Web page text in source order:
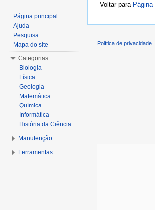
Voltar para Página
Página principal
Ajuda
Pesquisa
Mapa do site
Categorias
Biologia
Física
Geologia
Matemática
Química
Informática
História da Ciência
Manutenção
Ferramentas
Política de privacidade